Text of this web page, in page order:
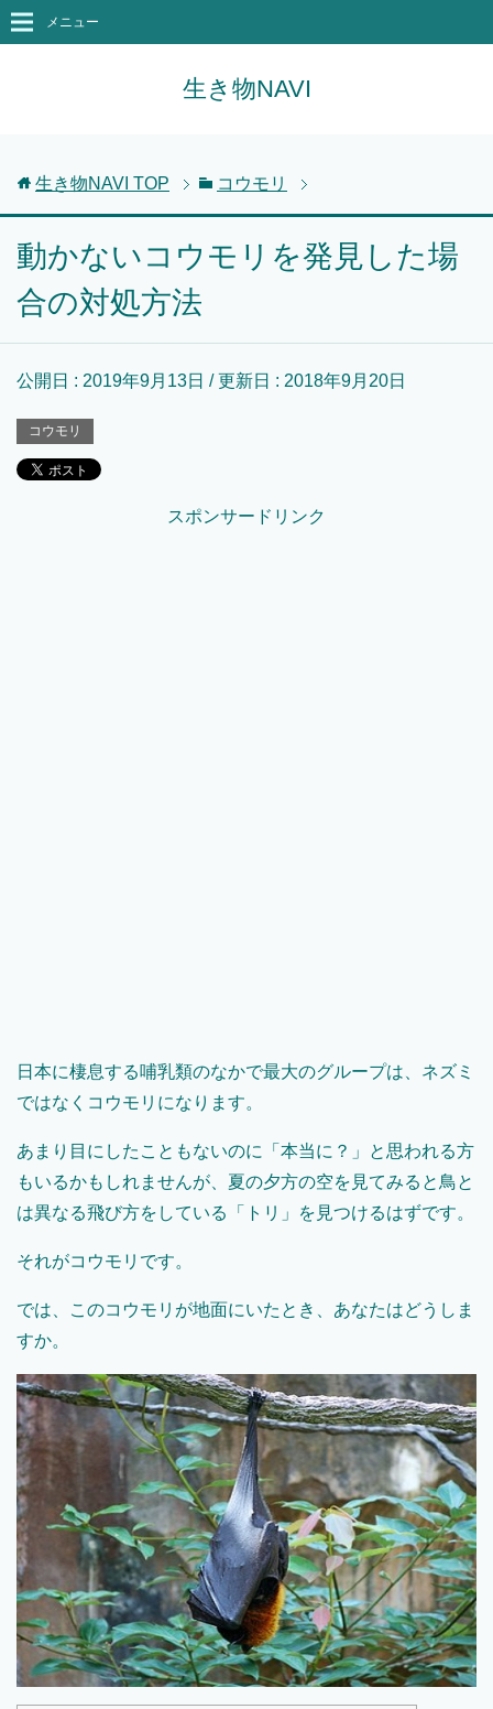
生き物NAVI
メニュー
生き物NAVI TOP コウモリ
動かないコウモリを発見した場
合の対処方法
公開日 : 2019年9月13日 / 更新日 : 2018年9月20日
コウモリ
スポンサードリンク
日本に棲息する哺乳類のなかで最大のグループは、ネズミ
ではなくコウモリになります。
あまり目にしたこともないのに「本当に？」と思われる方
もいるかもしれませんが、夏の夕方の空を見てみると鳥と
は異なる飛び方をしている「トリ」を見つけるはずです。
それがコウモリです。
では、このコウモリが地面にいたとき、あなたはどうしま
すか。